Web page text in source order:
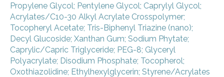
Propylene Glycol; Pentylene Glycol; Caprylyl Glycol;
Acrylates/C10-30 Alkyl Acrylate Crosspolymer;
Tocopheryl Acetate; Tris-Biphenyl Triazine (nano);
Decyl Glucoside; Xanthan Gum; Sodium Phytate;
Caprylic/Capric Triglyceride; PEG-8; Glyceryl
Polyacrylate; Disodium Phosphate; Tocopherol;
Oxothiazolidine; Ethylhexylglycerin; Styrene/Acrylates